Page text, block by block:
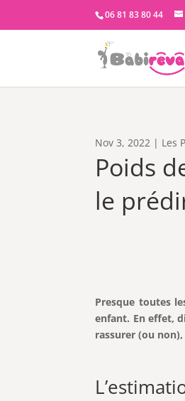
06 81 83 80 44
Nov 3, 2022 | Les
Poids
le
Presque toutes
enfant. En effet,
rassurer (ou